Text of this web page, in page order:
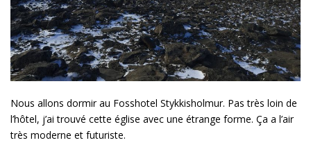
Nous allons dormir au Fosshotel Stykkisholmur. Pas très loin de
l’hôtel, j’ai trouvé cette église avec une étrange forme. Ça a l’air
très moderne et futuriste.